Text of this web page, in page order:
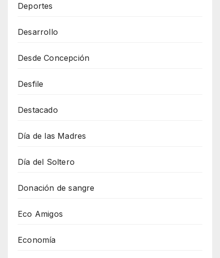
Deportes
Desarrollo
Desde Concepción
Desfile
Destacado
Día de las Madres
Día del Soltero
Donación de sangre
Eco Amigos
Economía